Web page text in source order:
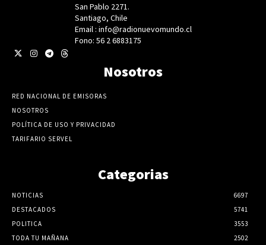
San Pablo 2271.
Santiago, Chile
Email : info@radionuevomundo.cl
Fono: 56 2 6883175
Nosotros
RED NACIONAL DE EMISORAS
NOSOTROS
POLÍTICA DE USO Y PRIVACIDAD
TARIFARIO SERVEL
Categorias
NOTICIAS
6697
DESTACADOS
5741
POLITICA
3553
TODA TU MAÑANA
2502